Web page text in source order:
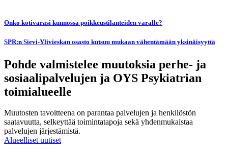
Onko kotivarasi kunnossa poikkeustilanteiden varalle?
SPR:n Sievi-Ylivieskan osasto kutsuu mukaan vähentämään yksinäisyyttä
Pohde valmistelee muutoksia perhe- ja
sosiaalipalvelujen ja OYS Psykiatrian
toimialueelle
Muutosten tavoitteena on parantaa palvelujen ja henkilöstön
saatavuutta, selkeyttää toimintatapoja sekä yhdenmukaistaa
palvelujen järjestämistä.
Alueelliset uutiset